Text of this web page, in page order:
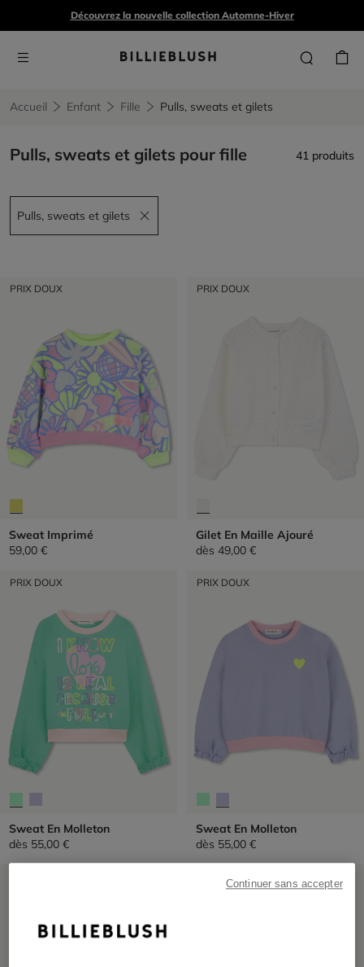
Découvrez la nouvelle collection Automne-Hiver
Accueil Enfant Fille Pulls, sweats et gilets
Pulls, sweats et gilets pour fille 41 produits
Pulls, sweats et gilets
Remove filter Pulls, sweats et gilets
PRIX DOUX
Sweat Imprimé
59,00 €
PRIX DOUX
Gilet En Maille Ajouré
dès 49,00 €
PRIX DOUX
Sweat En Molleton
dès 55,00 €
PRIX DOUX
Sweat En Molleton
dès 55,00 €
Continuer sans accepter